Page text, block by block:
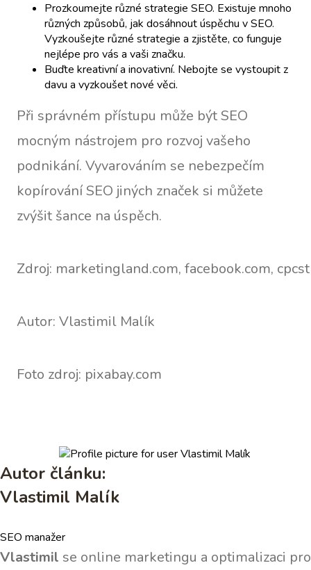
Prozkoumejte různé strategie SEO. Existuje mnoho
různých způsobů, jak dosáhnout úspěchu v SEO.
Vyzkoušejte různé strategie a zjistěte, co funguje
nejlépe pro vás a vaši značku.
Buďte kreativní a inovativní. Nebojte se vystoupit z
davu a vyzkoušet nové věci.
Při správném přístupu může být SEO
mocným nástrojem pro rozvoj vašeho
podnikání. Vyvarováním se nebezpečím
kopírování SEO jiných značek si můžete
zvýšit šance na úspěch.
Zdroj: marketingland.com, facebook.com,
Autor: Vlastimil Malík
Foto zdroj: pixabay.com
Autor článku:
Vlastimil Malík
SEO manažer
Vlastimil se online marketingu a optimalizaci pro